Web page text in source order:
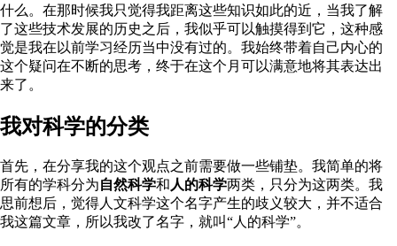
什么。在那时候我只觉得我距离这些知识如此的近，当我了解
了这些技术发展的历史之后，我似乎可以触摸得到它，这种感
觉是我在以前学习经历当中没有过的。我始终带着自己内心的
这个疑问在不断的思考，终于在这个月可以满意地将其表达出
来了。
我对科学的分类
首先，在分享我的这个观点之前需要做一些铺垫。我简单的将
所有的学科分为自然科学和人的科学两类，只分为这两类。我
思前想后，觉得人文科学这个名字产生的歧义较大，并不适合
我这篇文章，所以我改了名字，就叫“人的科学”。